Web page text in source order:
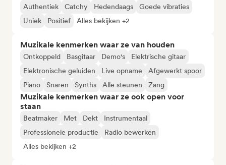
Authentiek Catchy Hedendaags
Goede vibraties
Uniek
Positief Alles bekijken +2
Muzikale kenmerken waar ze van houden
Ontkoppeld Basgitaar Demo's
Elektrische gitaar
Elektronische geluiden
Live opname
Afgewerkt spoor
Piano
Snaren Synths Alle steunen Zang
Muzikale kenmerken waar ze ook open voor
staan
Beatmaker Met Dekt
Instrumentaal
Professionele productie
Radio bewerken
Alles bekijken +2